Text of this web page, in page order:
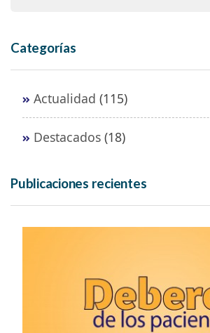
Categorías
Actualidad (115)
Destacados(18)
Publicaciones recientes